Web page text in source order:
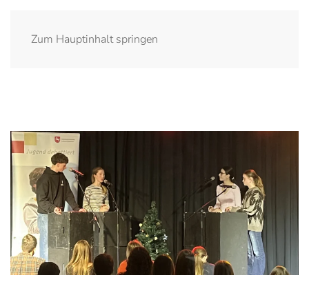
Zum Hauptinhalt springen